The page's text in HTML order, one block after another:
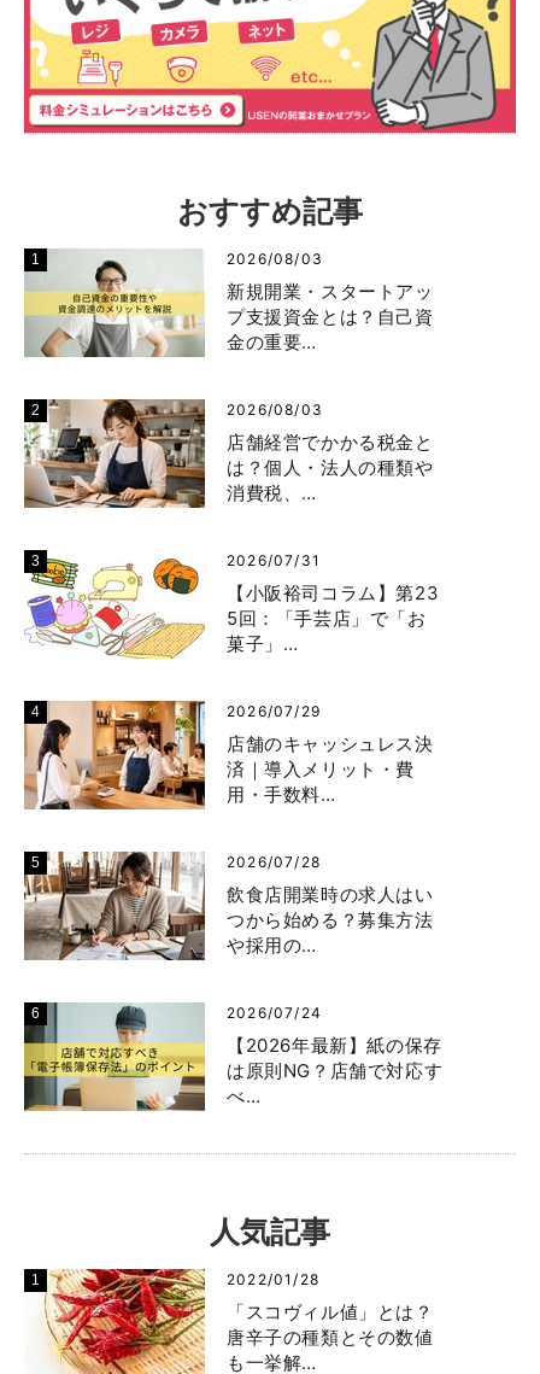
おすすめ記事
2026/08/03
新規開業・スタートアッ
プ支援資金とは？自己資
金の重要…
2026/08/03
店舗経営でかかる税金と
は？個人・法人の種類や
消費税、…
2026/07/31
【小阪裕司コラム】第23
5回：「手芸店」で「お
菓子」…
2026/07/29
店舗のキャッシュレス決
済｜導入メリット・費
用・手数料…
2026/07/28
飲食店開業時の求人はい
つから始める？募集方法
や採用の…
2026/07/24
【2026年最新】紙の保存
は原則NG？店舗で対応す
べ…
人気記事
2022/01/28
「スコヴィル値」とは？
唐辛子の種類とその数値
も一挙解…